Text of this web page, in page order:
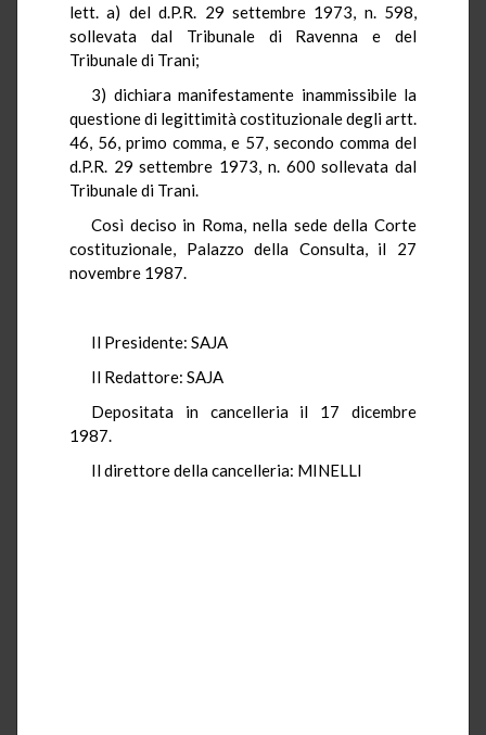
lett. a) del d.P.R. 29 settembre 1973, n. 598,
sollevata dal Tribunale di Ravenna e del
Tribunale di Trani;
3) dichiara manifestamente inammissibile la
questione di legittimità costituzionale degli artt.
46, 56, primo comma, e 57, secondo comma del
d.P.R. 29 settembre 1973, n. 600 sollevata dal
Tribunale di Trani.
Così deciso in Roma, nella sede della Corte
costituzionale, Palazzo della Consulta, il 27
novembre 1987.
Il Presidente: SAJA
Il Redattore: SAJA
Depositata in cancelleria il 17 dicembre
1987.
Il direttore della cancelleria: MINELLI